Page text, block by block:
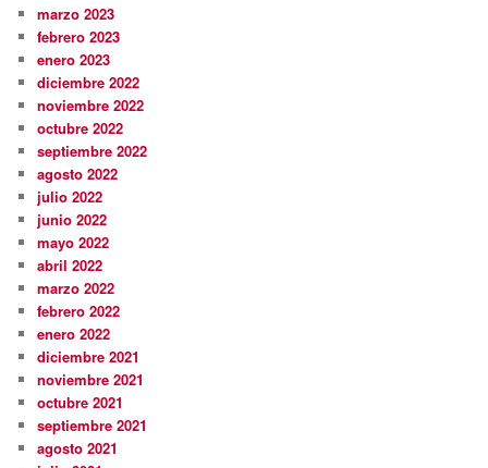
marzo 2023
febrero 2023
enero 2023
diciembre 2022
noviembre 2022
octubre 2022
septiembre 2022
agosto 2022
julio 2022
junio 2022
mayo 2022
abril 2022
marzo 2022
febrero 2022
enero 2022
diciembre 2021
noviembre 2021
octubre 2021
septiembre 2021
agosto 2021